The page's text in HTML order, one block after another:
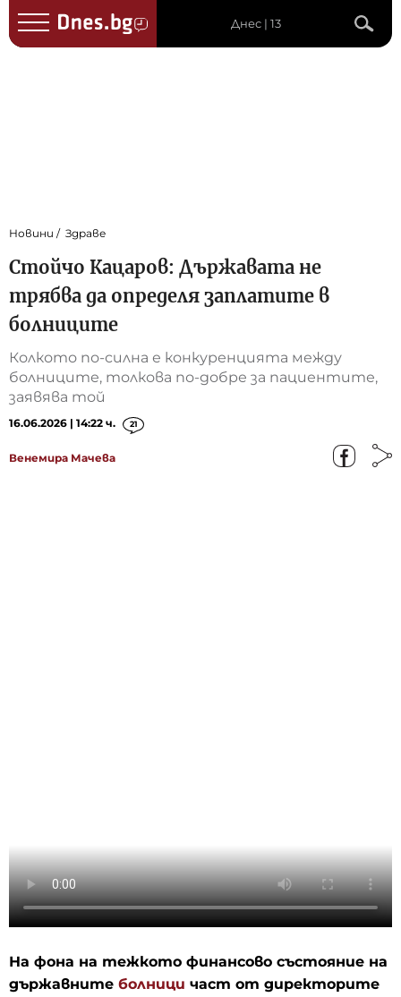
Днес | 13
Новини Здраве
Стойчо Кацаров: Държавата не
трябва да определя заплатите в
болниците
Колкото по-силна е конкуренцията между
болниците, толкова по-добре за пациентите,
заявява той
16.06.2026 | 14:22 ч. 21
Венемира Мачева
На фона на тежкото финансово състояние на
държавните болници част от директорите